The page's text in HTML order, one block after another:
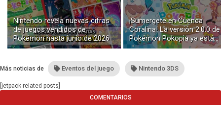
Nintendo revela nuevas cifras
de juegos vendidos de
Pokémon hasta junio de 2026
¡Sumergete en Cuenca
Coralina! La versión 2.0.0 de
Pokémon Pokopia ya está
disponible con buceo y
Más noticias de Eventos del juego Nintendo 3DS
[jetpack-related-posts]
COMENTARIOS